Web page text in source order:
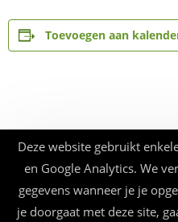
Toevoegen aan
Deze website gebruikt
en Google Analytics. We
gegevens wanneer je je
je doorgaat met deze site,